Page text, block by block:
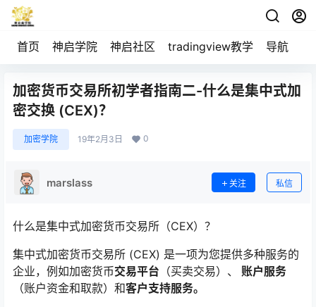
首页 神启学院 神启社区 tradingview教学 导航
加密货币交易所初学者指南二-什么是集中式加
密交换 (CEX)？
加密学院 19年2月3日 0
marslass 关注 私信
什么是集中式加密货币交易所（CEX）？
集中式加密货币交易所 (CEX) 是一项为您提供多种服务的
企业，例如加密货币交易平台 （买卖交易）、
账户服务
（账户资金和取款）和客户支持服务。